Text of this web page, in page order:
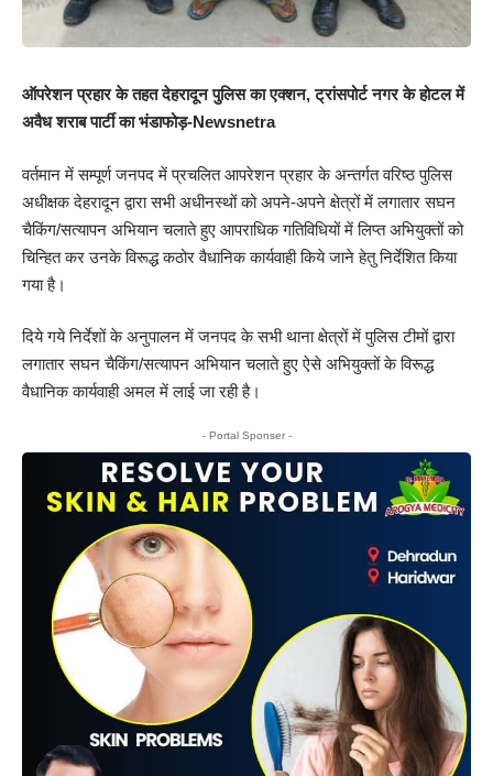
ऑपरेशन प्रहार के तहत देहरादून पुलिस का एक्शन, ट्रांसपोर्ट नगर के होटल में
अवैध शराब पार्टी का भंडाफोड़-Newsnetra
वर्तमान में सम्पूर्ण जनपद में प्रचलित आपरेशन प्रहार के अन्तर्गत वरिष्ठ पुलिस
अधीक्षक देहरादून द्वारा सभी अधीनस्थों को अपने-अपने क्षेत्रों में लगातार सघन
चैकिंग/सत्यापन अभियान चलाते हुए आपराधिक गतिविधियों में लिप्त अभियुक्तों को
चिन्हित कर उनके विरूद्ध कठोर वैधानिक कार्यवाही किये जाने हेतु निर्देशित किया
गया है।
दिये गये निर्देशों के अनुपालन में जनपद के सभी थाना क्षेत्रों में पुलिस टीमों द्वारा
लगातार सघन चैकिंग/सत्यापन अभियान चलाते हुए ऐसे अभियुक्तों के विरूद्ध
वैधानिक कार्यवाही अमल में लाई जा रही है।
- Portal Sponser -